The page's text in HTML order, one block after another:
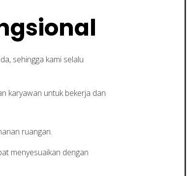
sehingga kami selalu
karyawan untuk bekerja dan
ruangan.
menyesuaikan dengan